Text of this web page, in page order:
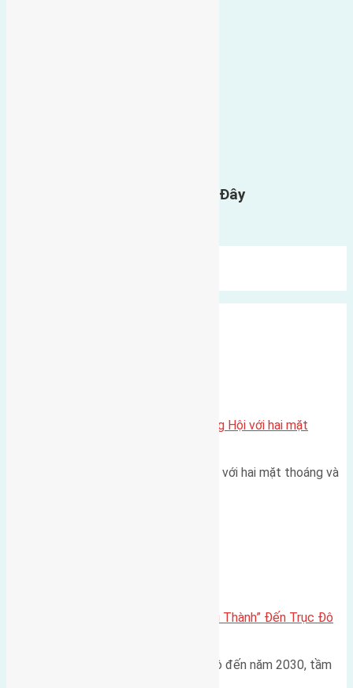
Gửi Tin Nhắn Cho Chúng Tôi Ở Đây
Một vị trí hiếm còn lại tại X1 Đông Hội với hai mặt
Một góc tái định cư X1 Đông Hội với hai mặt thoáng và
Đông Anh 2026: Từ “Huyện Ngoại Thành” Đến Trục Đô
Trong bối cảnh Quy hoạch Thủ đô đến năm 2030, tầm